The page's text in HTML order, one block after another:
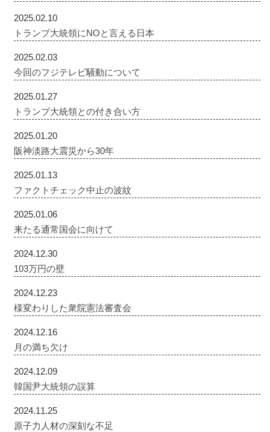
2025.02.10
トランプ大統領にNOと言える日本
2025.02.03
今回のフジテレビ騒動について
2025.01.27
トランプ大統領との付き合い方
2025.01.20
阪神淡路大震災から30年
2025.01.13
ファクトチェック中止の波紋
2025.01.06
来たる通常国会に向けて
2024.12.30
103万円の壁
2024.12.23
様変わりした衆院憲法審査会
2024.12.16
月の満ち欠け
2024.12.09
韓国尹大統領の誤算
2024.11.25
原子力人材の深刻な不足